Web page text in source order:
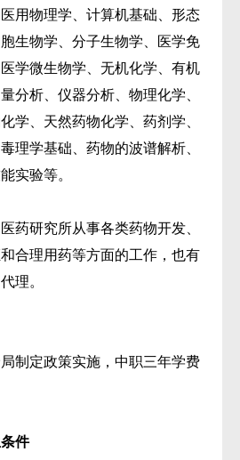
用物理学、计算机基础、形态
生物学、分子生物学、医学免
学微生物学、无机化学、有机
分析、仪器分析、物理化学、
学、天然药物化学、药剂学、
理学基础、药物的波谱解析、
能实验等。
药研究所从事各类药物开发、
合理用药等方面的工作，也有
理。
制定政策实施，中职三年学费
件